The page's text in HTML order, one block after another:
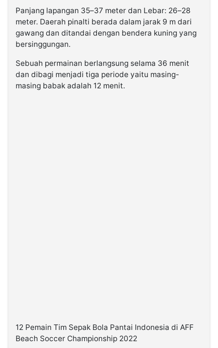
Panjang lapangan 35–37 meter dan Lebar: 26–28
meter. Daerah pinalti berada dalam jarak 9 m dari
gawang dan ditandai dengan bendera kuning yang
bersinggungan.
Sebuah permainan berlangsung selama 36 menit
dan dibagi menjadi tiga periode yaitu masing-
masing babak adalah 12 menit.
12 Pemain Tim Sepak Bola Pantai Indonesia di AFF
Beach Soccer Championship 2022